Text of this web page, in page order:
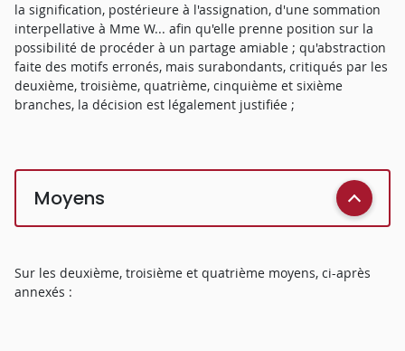
la signification, postérieure à l'assignation, d'une sommation
interpellative à Mme W... afin qu'elle prenne position sur la
possibilité de procéder à un partage amiable ; qu'abstraction
faite des motifs erronés, mais surabondants, critiqués par les
deuxième, troisième, quatrième, cinquième et sixième
branches, la décision est légalement justifiée ;
Moyens
Sur les deuxième, troisième et quatrième moyens, ci-après
annexés :